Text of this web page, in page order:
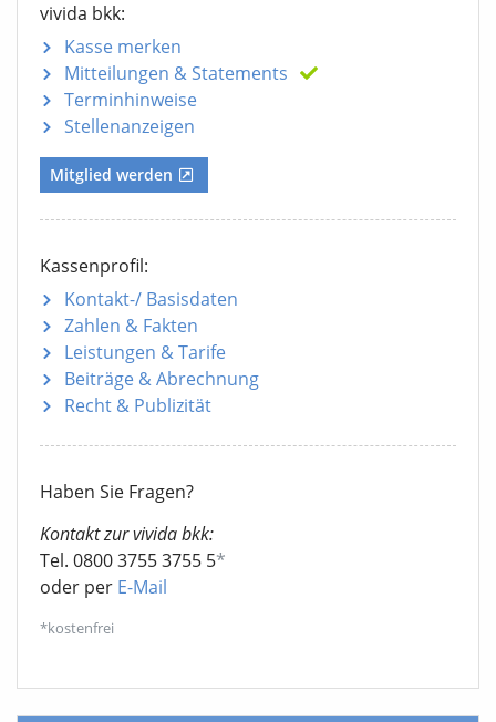
vivida bkk:
Kasse merken
Mitteilungen & Statements
Terminhinweise
Stellenanzeigen
Mitglied werden
Kassenprofil:
Kontakt-/ Basisdaten
Zahlen & Fakten
Leistungen & Tarife
Beiträge & Abrechnung
Recht & Publizität
Haben Sie Fragen?
Kontakt zur vivida bkk:
Tel. 0800 3755 3755 5*
oder per E-Mail
*kostenfrei